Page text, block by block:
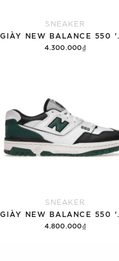
SNEAKER
4.300.000₫
SNEAKER
4.800.000₫